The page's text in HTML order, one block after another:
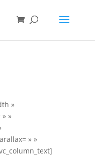
»
»
» »